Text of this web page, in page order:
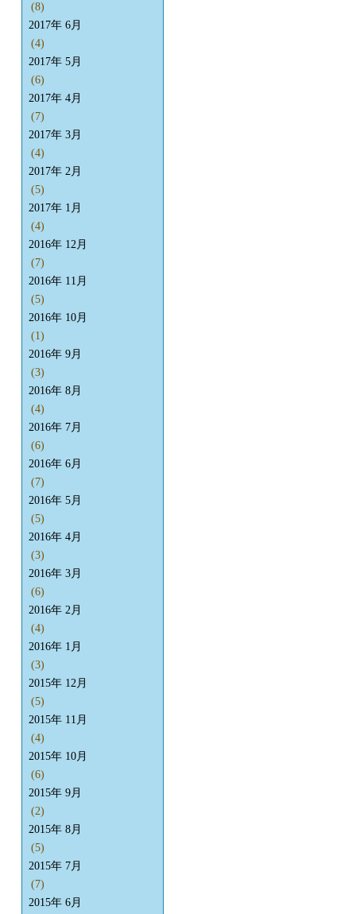
(8)
2017年 6月
(4)
2017年 5月
(6)
2017年 4月
(7)
2017年 3月
(4)
2017年 2月
(5)
2017年 1月
(4)
2016年 12月
(7)
2016年 11月
(5)
2016年 10月
(1)
2016年 9月
(3)
2016年 8月
(4)
2016年 7月
(6)
2016年 6月
(7)
2016年 5月
(5)
2016年 4月
(3)
2016年 3月
(6)
2016年 2月
(4)
2016年 1月
(3)
2015年 12月
(5)
2015年 11月
(4)
2015年 10月
(6)
2015年 9月
(2)
2015年 8月
(5)
2015年 7月
(7)
2015年 6月